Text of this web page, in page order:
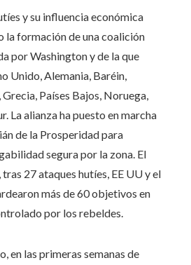
y su influencia económica
la formación de una coalición
por Washington y de la que
Unido, Alemania, Baréin,
Países Bajos, Noruega,
La alianza ha puesto en marcha
de la Prosperidad para
segura por la zona. El
27 ataques hutíes, EE UU y el
más de 60 objetivos en
por los rebeldes.
en las primeras semanas de